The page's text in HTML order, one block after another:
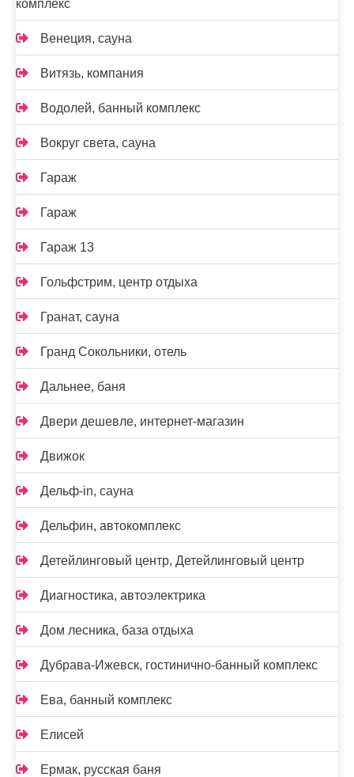
комплекс
Венеция, сауна
Витязь, компания
Водолей, банный комплекс
Вокруг света, сауна
Гараж
Гараж
Гараж 13
Гольфстрим, центр отдыха
Гранат, сауна
Гранд Сокольники, отель
Дальнее, баня
Двери дешевле, интернет-магазин
Движок
Дельф-in, сауна
Дельфин, автокомплекс
Детейлинговый центр, Детейлинговый центр
Диагностика, автоэлектрика
Дом лесника, база отдыха
Дубрава-Ижевск, гостинично-банный комплекс
Ева, банный комплекс
Елисей
Ермак, русская баня